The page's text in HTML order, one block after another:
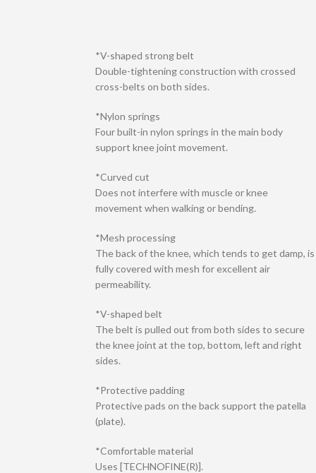
*V-shaped strong belt
Double-tightening construction with crossed
cross-belts on both sides.
*Nylon springs
Four built-in nylon springs in the main body
support knee joint movement.
*Curved cut
Does not interfere with muscle or knee
movement when walking or bending.
*Mesh processing
The back of the knee, which tends to get damp, is
fully covered with mesh for excellent air
permeability.
*V-shaped belt
The belt is pulled out from both sides to secure
the knee joint at the top, bottom, left and right
sides.
*Protective padding
Protective pads on the back support the patella
(plate).
*Comfortable material
Uses [TECHNOFINE(R)].